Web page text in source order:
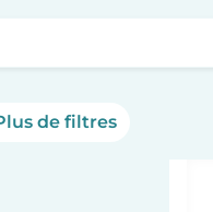
de filtres